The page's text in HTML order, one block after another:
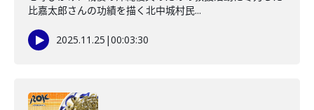
比嘉太郎さんの功績を描く北中城村民...
2025.11.25 |00:03:30